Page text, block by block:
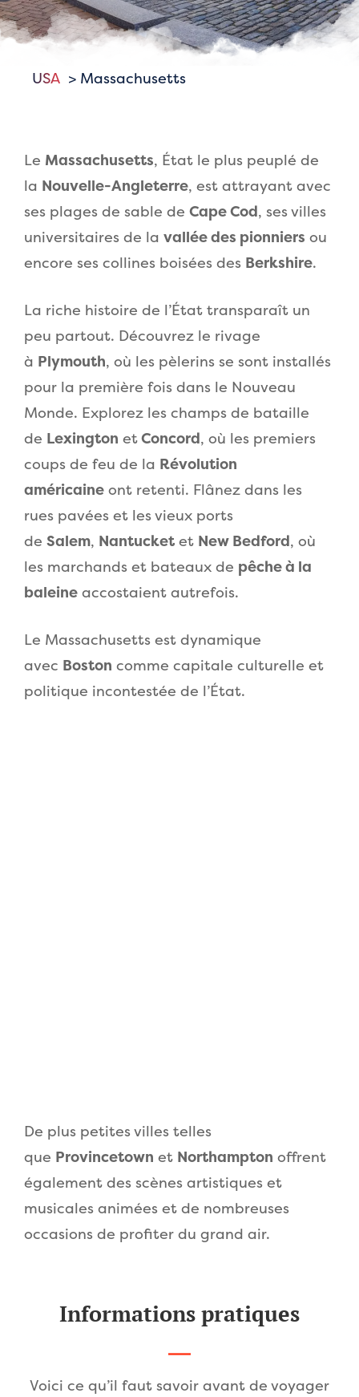
USA Massachusetts
Le Massachusetts, État le plus peuplé de
la Nouvelle-Angleterre, est attrayant avec
ses plages de sable de Cape Cod, ses villes
universitaires de la vallée des pionniers ou
encore ses collines boisées des Berkshire.
La riche histoire de l’État transparaît un
peu partout. Découvrez le rivage
à Plymouth, où les pèlerins se sont installés
pour la première fois dans le Nouveau
Monde. Explorez les champs de bataille
de Lexington etConcord, où les premiers
coups de feu de la Révolution
américaine ont retenti. Flânez dans les
rues pavées et les vieux ports
de Salem, Nantucket et New Bedford, où
les marchands et bateaux de pêche à la
baleine accostaient autrefois.
Le Massachusetts est dynamique
avec Boston comme capitale culturelle et
politique incontestée de l’État.
De plus petites villes telles
que Provincetown et Northampton offrent
également des scènes artistiques et
musicales animées et de nombreuses
occasions de profiter du grand air.
Informations pratiques
Voici ce qu’il faut savoir avant de voyager